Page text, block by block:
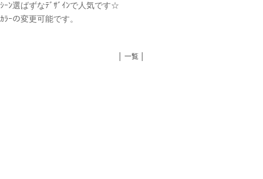
ｼｰﾝ選ばずなﾃﾞｻﾞｲﾝで人気です☆
ｶﾗｰの変更可能です。
│ 一覧 │